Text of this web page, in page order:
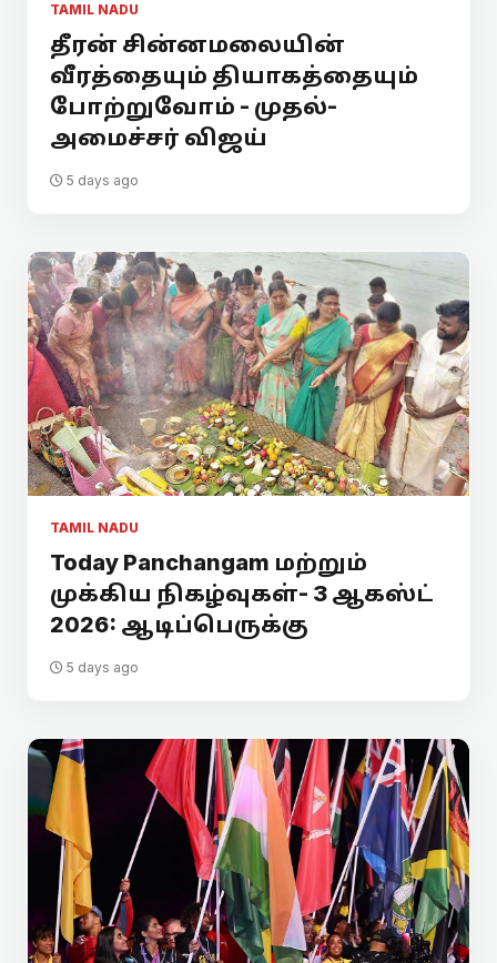
TAMIL NADU
தீரன் சின்னமலையின்
வீரத்தையும் தியாகத்தையும்
போற்றுவோம் - முதல்-
அமைச்சர் விஜய்
5 days ago
TAMIL NADU
Today Panchangam மற்றும்
முக்கிய நிகழ்வுகள்- 3 ஆகஸ்ட்
2026: ஆடிப்பெருக்கு
5 days ago